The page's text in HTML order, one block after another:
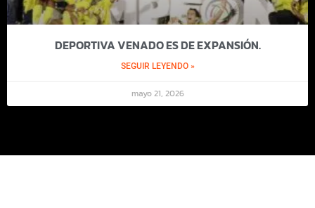
DEPORTIVA VENADO ES DE EXPANSIÓN.
SEGUIR LEYENDO »
mayo 21, 2026